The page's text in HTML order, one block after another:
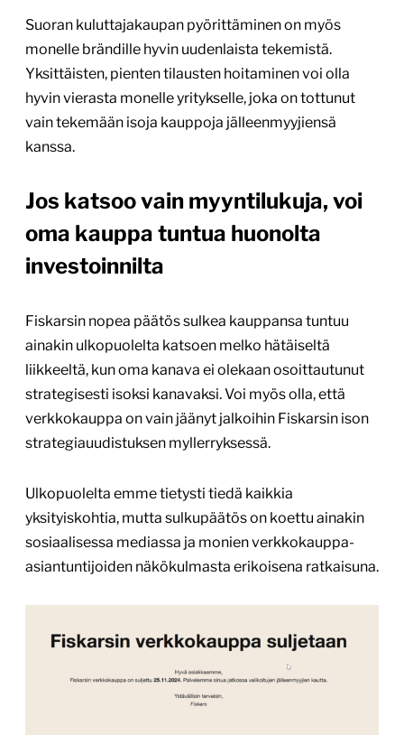
Suoran kuluttajakaupan pyörittäminen on myös
monelle brändille hyvin uudenlaista tekemistä.
Yksittäisten, pienten tilausten hoitaminen voi olla
hyvin vierasta monelle yritykselle, joka on tottunut
vain tekemään isoja kauppoja jälleenmyyjiensä
kanssa.
Jos katsoo vain myyntilukuja, voi
oma kauppa tuntua huonolta
investoinnilta
Fiskarsin nopea päätös sulkea kauppansa tuntuu
ainakin ulkopuolelta katsoen melko hätäiseltä
liikkeeltä, kun oma kanava ei olekaan osoittautunut
strategisesti isoksi kanavaksi. Voi myös olla, että
verkkokauppa on vain jäänyt jalkoihin Fiskarsin ison
strategiauudistuksen myllerryksessä.
Ulkopuolelta emme tietysti tiedä kaikkia
yksityiskohtia, mutta sulkupäätös on koettu ainakin
sosiaalisessa mediassa ja monien verkkokauppa-
asiantuntijoiden näkökulmasta erikoisena ratkaisuna.